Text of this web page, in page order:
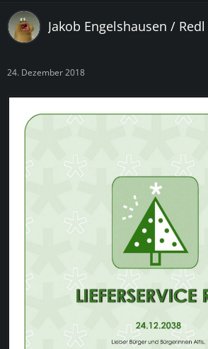
Jakob Engelshausen / Redl
24. Dezember 2018